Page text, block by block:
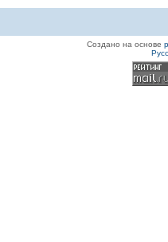
Создано на основе